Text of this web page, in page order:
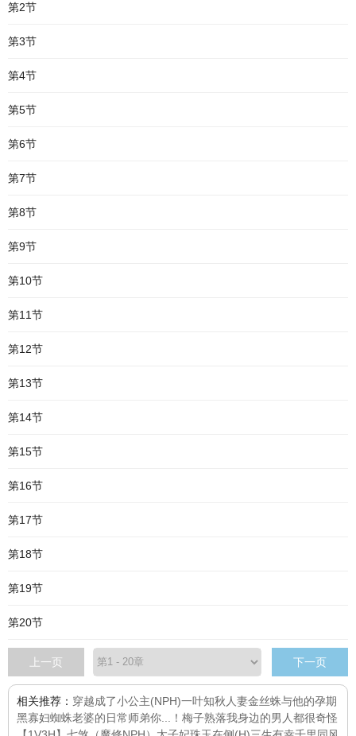
第2节
第3节
第4节
第5节
第6节
第7节
第8节
第9节
第10节
第11节
第12节
第13节
第14节
第15节
第16节
第17节
第18节
第19节
第20节
上一页 下一页
相关推荐： 穿越成了小公主(NPH)一叶知秋 人妻金丝蛛与他的孕期
黑寡妇蜘蛛老婆的日常师弟你...！ 梅子熟落我身边的男人都很奇怪